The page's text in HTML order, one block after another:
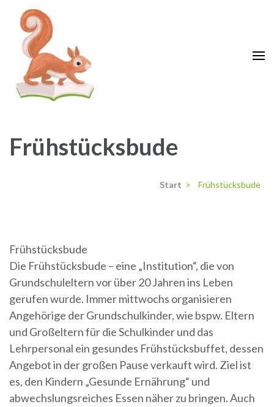
Inhalt
springen
(Enter
drücken)
Frühstücksbude
Start > Frühstücksbude
Frühstücksbude
Die Frühstücksbude – eine „Institution“, die von
Grundschuleltern vor über 20 Jahren ins Leben
gerufen wurde. Immer mittwochs organisieren
Angehörige der Grundschulkinder, wie bspw. Eltern
und Großeltern für die Schulkinder und das
Lehrpersonal ein gesundes Frühstücksbuffet, dessen
Angebot in der großen Pause verkauft wird. Ziel ist
es, den Kindern „Gesunde Ernährung“ und
abwechslungsreiches Essen näher zu bringen. Auch